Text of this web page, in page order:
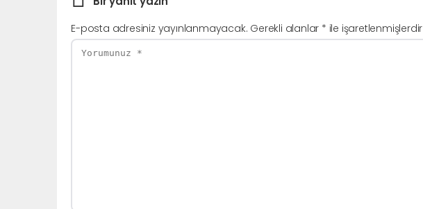
E-posta adresiniz yayınlanmayacak. Gerekli alanlar * ile işaretlenmişlerdir